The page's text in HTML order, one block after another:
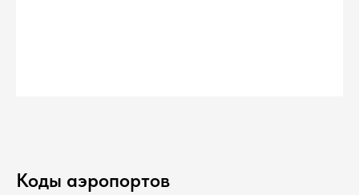
Коды аэропортов